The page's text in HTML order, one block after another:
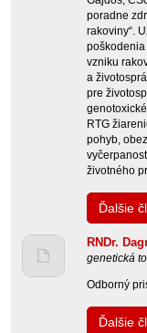
poradne
rakoviny“.
vzniku
a
pre
RTG
pohyb,
životného
Ďalšie
RNDr.
genetická
Odborný
Ďalšie